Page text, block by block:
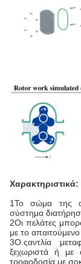
Χαρακτηριστικά:
1Το σώμα της
σύστημα
2Οι πελάτες
με το
3Ο. ςαντλία
ξεχωριστά ή με
τροφοδοσία με